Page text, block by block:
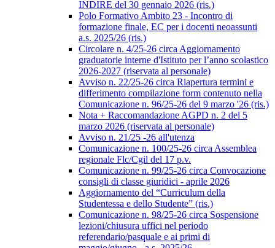
INDIRE del 30 gennaio 2026 (ris.)
Polo Formativo Ambito 23 - Incontro di
formazione finale, EC per i docenti neoassunti
a.s. 2025/26 (ris.)
Circolare n. 4/25-26 circa Aggiornamento
graduatorie interne d'Istituto per l’anno scolastico
2026-2027 (riservata al personale)
Avviso n. 22/25-26 circa Riapertura termini e
differimento compilazione form contenuto nella
Comunicazione n. 96/25-26 del 9 marzo '26 (ris.)
Nota + Raccomandazione AGPD n. 2 del 5
marzo 2026 (riservata al personale)
Avviso n. 21/25 -26 all'utenza
Comunicazione n. 100/25-26 circa Assemblea
regionale Flc/Cgil del 17 p.v.
Comunicazione n. 99/25-26 circa Convocazione
consigli di classe giuridici - aprile 2026
Aggiornamento del “Curriculum della
Studentessa e dello Studente” (ris.)
Comunicazione n. 98/25-26 circa Sospensione
lezioni/chiusura uffici nel periodo
referendario/pasquale e ai primi di